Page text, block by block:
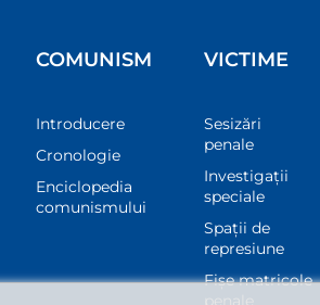
COMUNISM
Introducere
Cronologie
Enciclopedia
comunismului
VICTIME
Sesizări
penale
Investigații
speciale
Spații de
represiune
Fișe matricole
penale